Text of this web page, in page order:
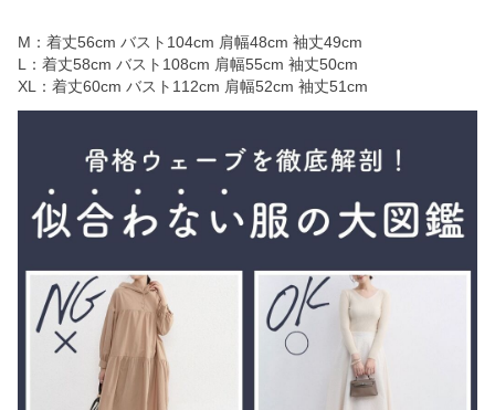
M：着丈56cm バスト104cm 肩幅48cm 袖丈49cm
L：着丈58cm バスト108cm 肩幅55cm 袖丈50cm